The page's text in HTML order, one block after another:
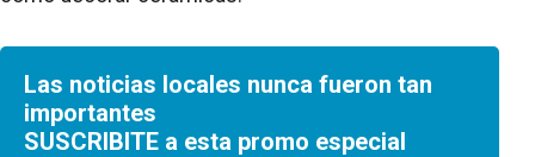
Las noticias locales nunca fueron tan
importantes
SUSCRIBITE a esta promo especial